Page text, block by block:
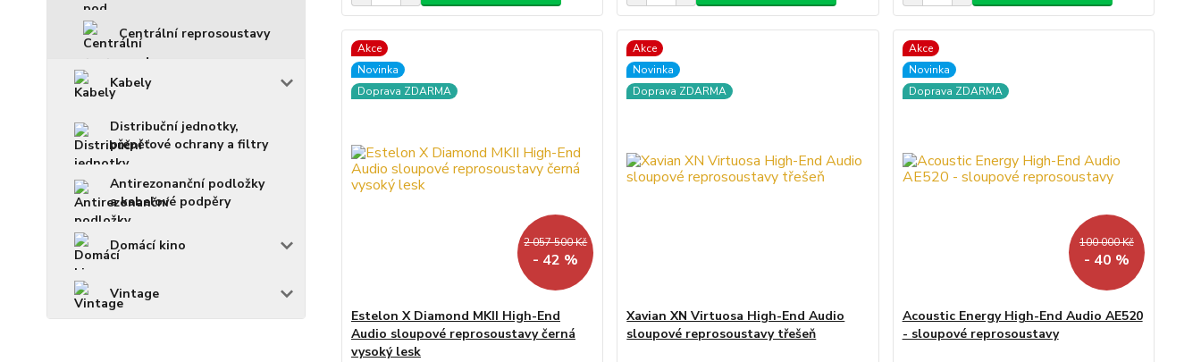
Centrální reprosoustavy
Kabely
Distribuční jednotky,
přepěťové ochrany a filtry
Antirezonanční podložky
a kabelové podpěry
Domácí kino
Vintage
Akce
Novinka
Doprava ZDARMA
2 057 500 Kč
- 42 %
Estelon X Diamond MKII High-End
Audio sloupové reprosoustavy černá
vysoký lesk
Akce
Novinka
Doprava ZDARMA
Xavian XN Virtuosa High-End Audio
sloupové reprosoustavy třešeň
Akce
Novinka
Doprava ZDARMA
100 000 Kč
- 40 %
Acoustic Energy High-End Audio AE520
- sloupové reprosoustavy